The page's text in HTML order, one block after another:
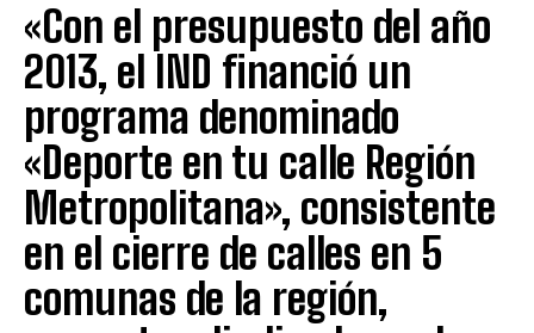
«Con el presupuesto del año
2013, el IND financió un
programa denominado
«Deporte en tu calle Región
Metropolitana», consistente
en el cierre de calles en 5
comunas de la región,